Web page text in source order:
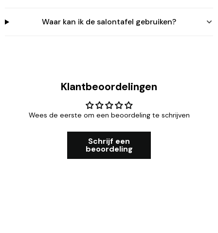
Waar kan ik de salontafel gebruiken?
Klantbeoordelingen
Wees de eerste om een beoordeling te schrijven
Schrijf een
beoordeling